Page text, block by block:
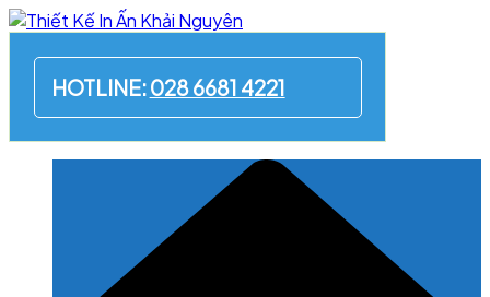
Skip
content
HOTLINE:028 6681 4221